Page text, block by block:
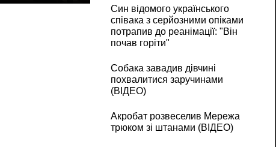
Син відомого українського
співака з серйозними опіками
потрапив до реанімації: "Він
почав горіти"
Собака завадив дівчині
похвалитися заручинами
(ВІДЕО)
Акробат розвеселив Мережа
трюком зі штанами (ВІДЕО)